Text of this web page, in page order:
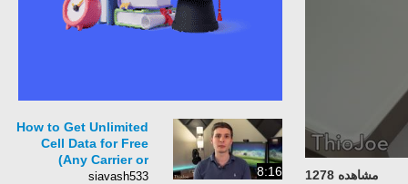
مشاهده 1278 8:16
How to Get Unlimited
Cell Data for Free
(Any Carrier or
Phone)
siavash533